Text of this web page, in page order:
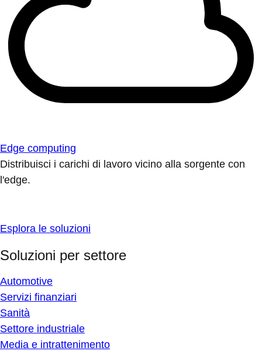
Edge computing
Distribuisci i carichi di lavoro vicino alla sorgente con
l'edge.
Esplora le soluzioni
Soluzioni per settore
Automotive
Servizi finanziari
Sanità
Settore industriale
Media e intrattenimento